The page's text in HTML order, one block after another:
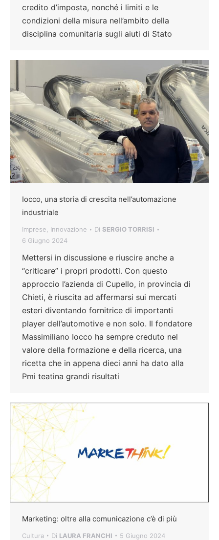
credito d’imposta, nonché i limiti e le
condizioni della misura nell’ambito della
disciplina comunitaria sugli aiuti di Stato
Iocco, una storia di crescita nell’automazione
industriale
Imprese, Innovazione Di SERGIO TORRISI
6 Giugno 2024
Mettersi in discussione e riuscire anche a
“criticare” i propri prodotti. Con questo
approccio l’azienda di Cupello, in provincia di
Chieti, è riuscita ad affermarsi sui mercati
esteri diventando fornitrice di importanti
player dell’automotive e non solo. Il fondatore
Massimiliano Iocco ha sempre creduto nel
valore della formazione e della ricerca, una
ricetta che in appena dieci anni ha dato alla
Pmi teatina grandi risultati
Marketing: oltre alla comunicazione c’è di più
Cultura Di LAURA FRANCHI 5 Giugno 2024